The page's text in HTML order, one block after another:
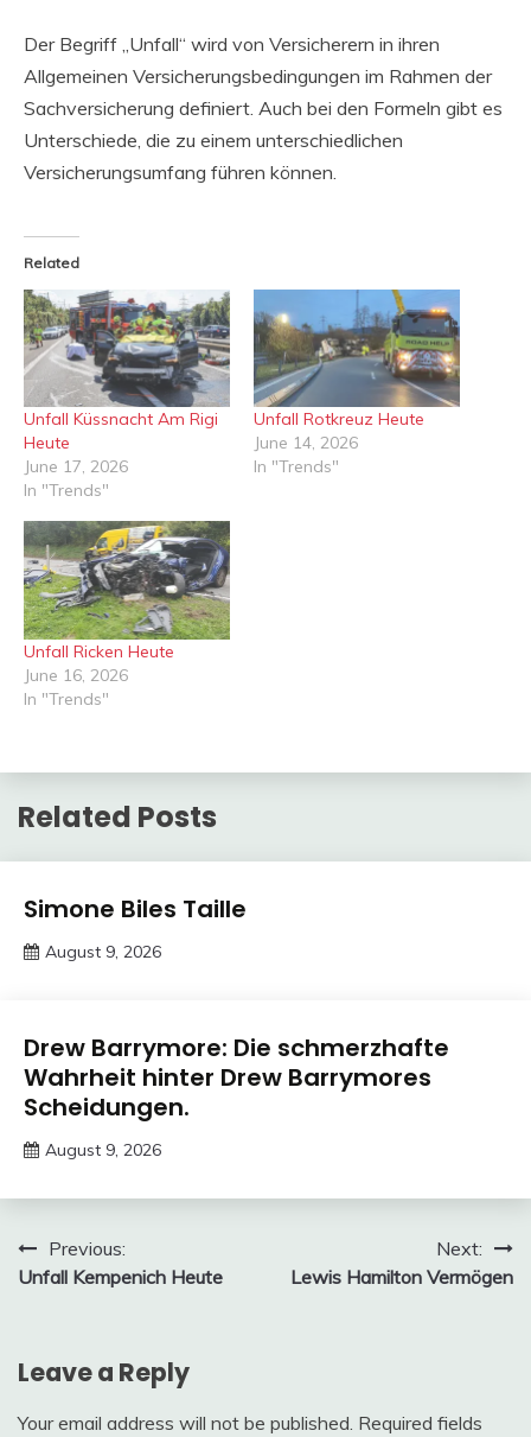
Der Begriff „Unfall“ wird von Versicherern in ihren
Allgemeinen Versicherungsbedingungen im Rahmen der
Sachversicherung definiert. Auch bei den Formeln gibt es
Unterschiede, die zu einem unterschiedlichen
Versicherungsumfang führen können.
Related
Unfall Küssnacht Am Rigi
Heute
June 17, 2026
In "Trends"
Unfall Rotkreuz Heute
June 14, 2026
In "Trends"
Unfall Ricken Heute
June 16, 2026
In "Trends"
Related Posts
Trends
Simone Biles Taille
August 9, 2026
Trends
Drew Barrymore: Die schmerzhafte
Wahrheit hinter Drew Barrymores
Scheidungen.
August 9, 2026
Meme
Post
navigation
Previous:
Unfall Kempenich Heute
Next:
Lewis Hamilton Vermögen
Leave a Reply
Your email address will not be published. Required fields